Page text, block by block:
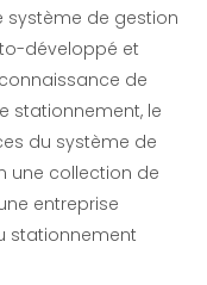
système de gestion
développé et
de
stationnement, le
du système de
une collection de
entreprise
stationnement